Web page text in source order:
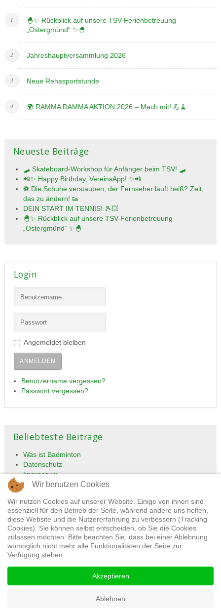
🐣✨ Rückblick auf unsere TSV-Ferienbetreuung
„Ostergmünd“ ✨🐣
Jahreshauptversammlung 2026
Neue Rehasportstunde
🌍 RAMMA DAMMA AKTION 2026 – Mach mit! 💪🧹
Neueste Beiträge
🛹 Skateboard-Workshop für Anfänger beim TSV! 🛹
📲✨ Happy Birthday, VereinsApp! ✨📲
⚽ Die Schuhe verstauben, der Fernseher läuft heiß? Zeit,
das zu ändern! 👟
DEIN START IM TENNIS! 🎾💥
🐣✨ Rückblick auf unsere TSV-Ferienbetreuung
„Ostergmünd“ ✨🐣
Login
Angemeldet bleiben
ANMELDEN
Benutzername vergessen?
Passwort vergessen?
Beliebteste Beiträge
Was ist Badminton
Datenschutz
Impressum
Tennisclub
Wir benutzen Cookies
Wir nutzen Cookies auf unserer Website. Einige von ihnen sind
essenziell für den Betrieb der Seite, während andere uns helfen,
diese Website und die Nutzererfahrung zu verbessern (Tracking
Cookies). Sie können selbst entscheiden, ob Sie die Cookies
zulassen möchten. Bitte beachten Sie, dass bei einer Ablehnung
womöglich nicht mehr alle Funktionalitäten der Seite zur
Verfügung stehen.
Akzeptieren
Ablehnen